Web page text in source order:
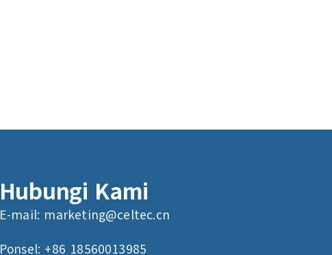
Hubungi Kami
E-mail: marketing@celtec.cn
Ponsel: +86 18560013985